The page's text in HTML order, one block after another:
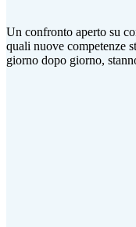
Un confronto aperto su
quali nuove competenze
giorno dopo giorno,